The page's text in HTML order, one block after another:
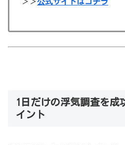
＞＞公式サイトはコチラ
1日だけの浮気調査を成
イント